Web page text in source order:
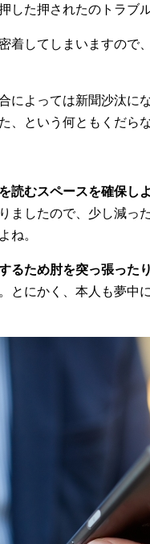
した押されたのトラブ
着してしまいますので
によっては新聞沙汰に
、という何ともくだら
読むスペースを確保し
ましたので、少し減っ
ね。
るため肘を突っ張った
とにかく、本人も夢中